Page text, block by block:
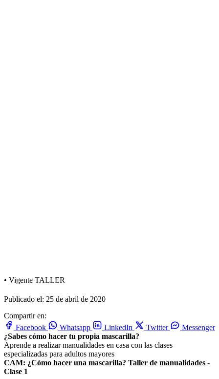
• Vigente TALLER
Publicado el: 25 de abril de 2020
Compartir en:
Facebook
Whatsapp LinkedIn Twitter
Messenger
¿Sabes cómo hacer tu propia mascarilla?
Aprende a realizar manualidades en casa con las clases
especializadas para adultos mayores
CAM: ¿Cómo hacer una mascarilla? Taller de manualidades -
Clase 1